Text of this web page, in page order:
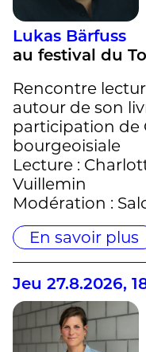
Lukas Bärfuss
au festival du
Rencontre
autour de son
participation de
bourgeoisiale
Lecture :
Vuillemin
Modération :
En savoir plus
Jeu 27.8.2026,